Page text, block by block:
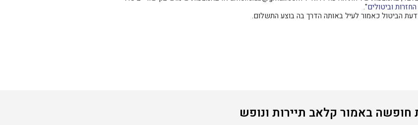
החזרות וביטולים".